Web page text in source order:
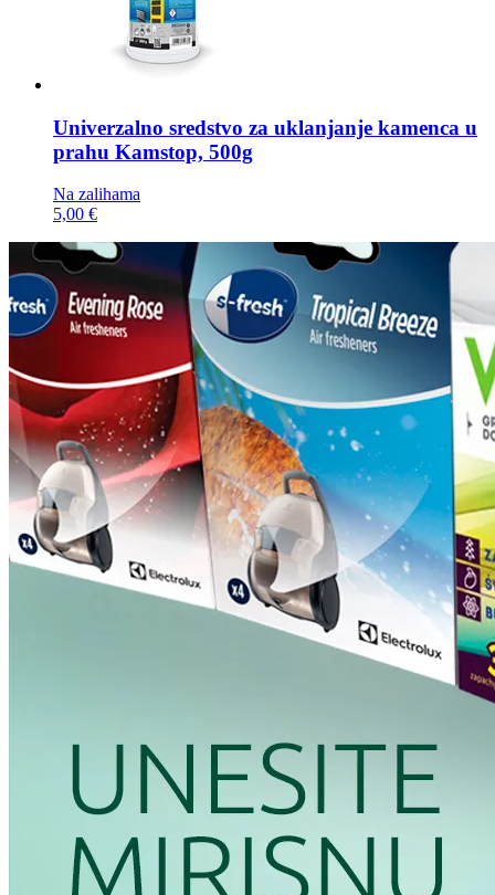
Univerzalno sredstvo za uklanjanje kamenca u
prahu Kamstop, 500g
Na zalihama
5,00 €